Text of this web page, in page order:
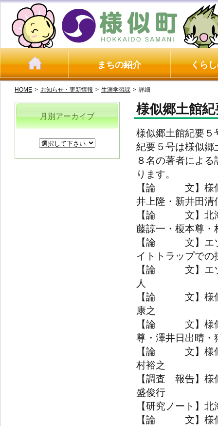
まちの紹介 くら
HOME > お知らせ・更新情報 > 生涯学習課 > 詳細
様似郷土館
様似郷土館紀要５
紀要５号は様似郷
８名の著者によ
ります。
【論 文】様似
井上隆・新井田清
【論 文】北海
藤諒一・榎本尊・
【論 文】エゾ
イトトラップで
【論 文】エゾ
人
【論 文】様似
康之
【論 文】様似
尊・澤井日出晴・
【論 文】様似
村裕之
【調査 報告】様
盛俊行
【研究ノート】
【論 文】様似
月別アーカイブ